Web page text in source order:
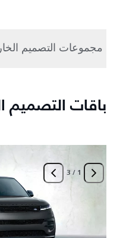
مجموعات التصميم
باقات التصميم
1
/
3